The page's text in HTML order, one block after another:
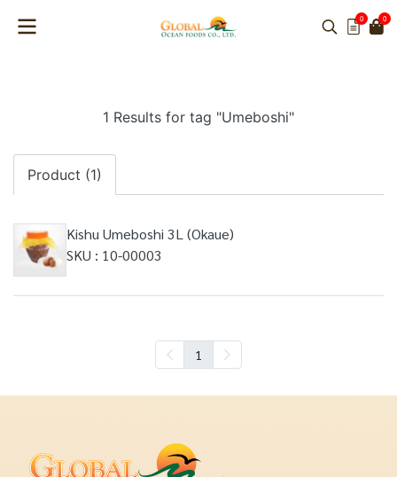
0 0
1 Results for tag "Umeboshi"
Product (1)
Kishu Umeboshi 3L (Okaue)
SKU : 10-00003
1